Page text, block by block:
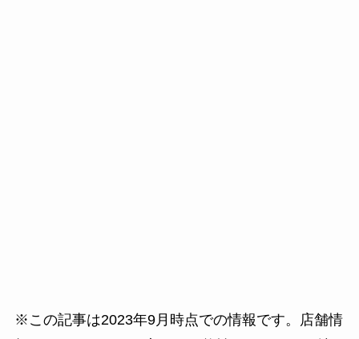
※この記事は2023年9月時点での情報です。店舗情